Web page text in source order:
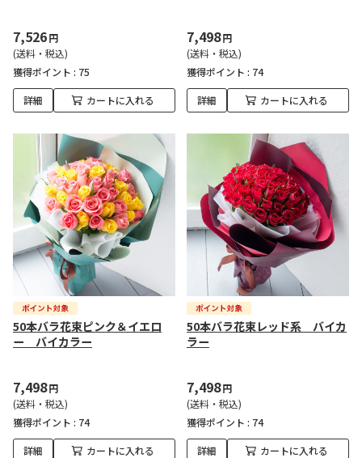
7,526円
(送料・税込)
獲得ポイント : 75
詳細 カートに入れる
7,498円
(送料・税込)
獲得ポイント : 74
詳細 カートに入れる
50本バラ花束ピンク＆イエロ
ー バイカラー
7,498円
(送料・税込)
獲得ポイント : 74
詳細 カートに入れる
50本バラ花束レッド系 バイカ
ラー
7,498円
(送料・税込)
獲得ポイント : 74
詳細 カートに入れる